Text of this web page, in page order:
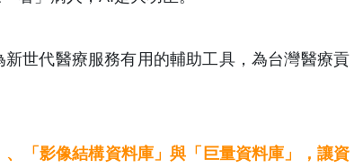
世代醫療服務有用的輔助工具，為台灣醫療貢
「影像結構資料庫」與「巨量資料庫」，讓資